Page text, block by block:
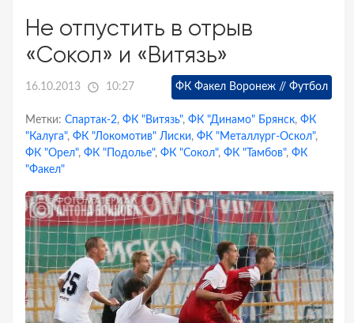
Не отпустить в отрыв
«Сокол» и «Витязь»
16.10.2013 10:27 ФК Факел Воронеж // Футбол
Метки: Спартак-2, ФК "Витязь", ФК "Динамо" Брянск, ФК
"Калуга", ФК "Локомотив" Лиски, ФК "Металлург-Оскол",
ФК "Орел", ФК "Подолье", ФК "Сокол", ФК "Тамбов", ФК
"Факел"